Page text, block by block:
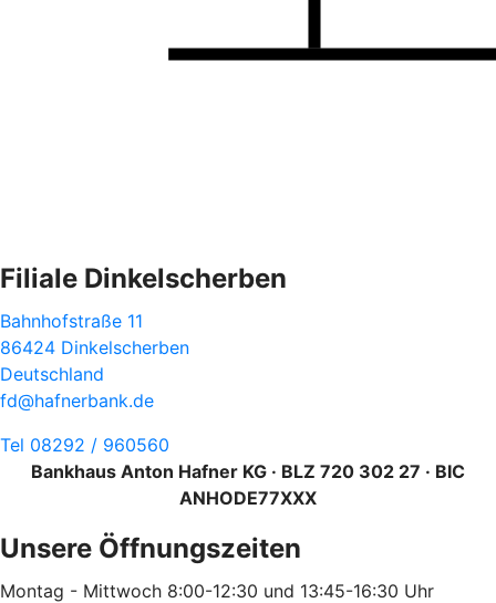
Filiale Dinkelscherben
Bahnhofstraße 11
86424 Dinkelscherben
Deutschland
fd@hafnerbank.de
Tel 08292 / 960560
Bankhaus Anton Hafner KG · BLZ 720 302 27 · BIC
ANHODE77XXX
Unsere Öffnungszeiten
Montag - Mittwoch 8:00-12:30 und 13:45-16:30 Uhr